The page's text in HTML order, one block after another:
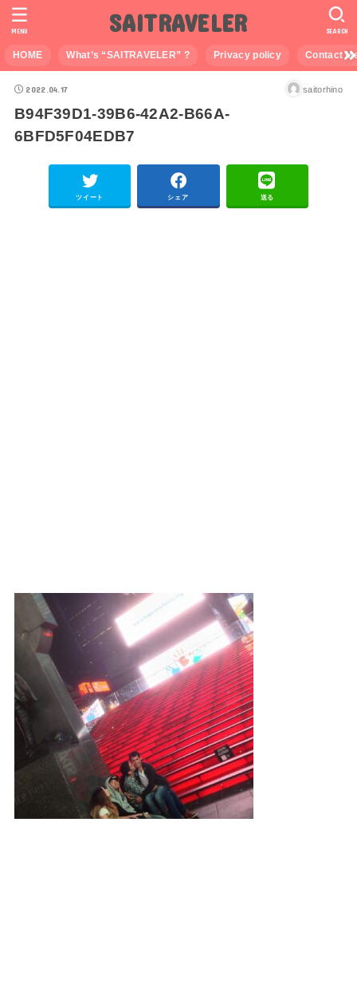
SAITRAVELER
HOME What’s “SAITRAVELER” ? Privacy policy Contact
SEARCH
MENU
2022.04.17 saitorhino
B94F39D1-39B6-42A2-B66A-
6BFD5F04EDB7
ツイート シェア 送る